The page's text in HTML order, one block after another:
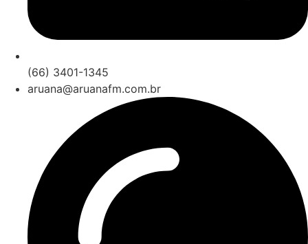
(66) 3401-1345
aruana@aruanafm.com.br